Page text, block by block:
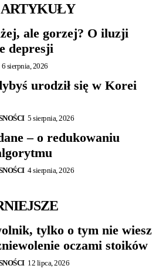
ale gorzej? O iluzji
depresji
6 sierpnia, 2026
urodził się w Korei
5 sierpnia, 2026
– o redukowaniu
4 sierpnia, 2026
tylko o tym nie wiesz
oczami stoików
12 lipca, 2026